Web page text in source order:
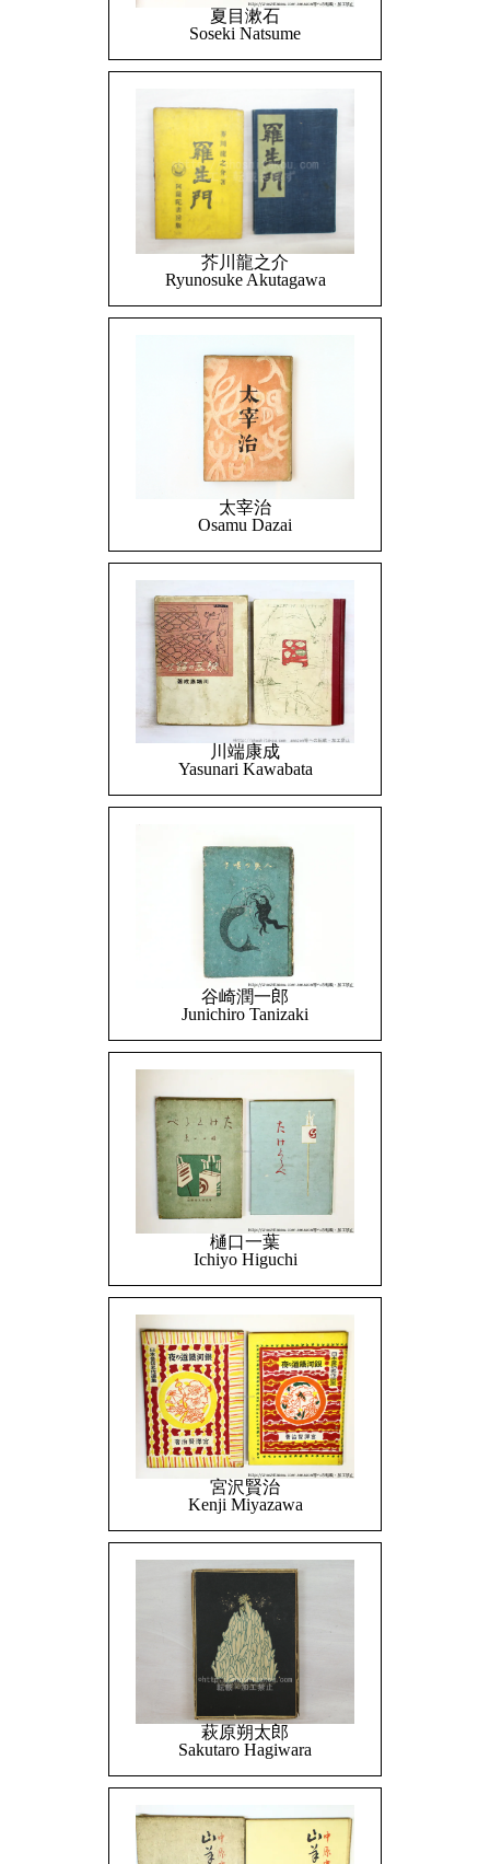
夏目漱石
Soseki Natsume
芥川龍之介
Ryunosuke Akutagawa
太宰治
Osamu Dazai
川端康成
Yasunari Kawabata
谷崎潤一郎
Junichiro Tanizaki
樋口一葉
Ichiyo Higuchi
宮沢賢治
Kenji Miyazawa
萩原朔太郎
Sakutaro Hagiwara